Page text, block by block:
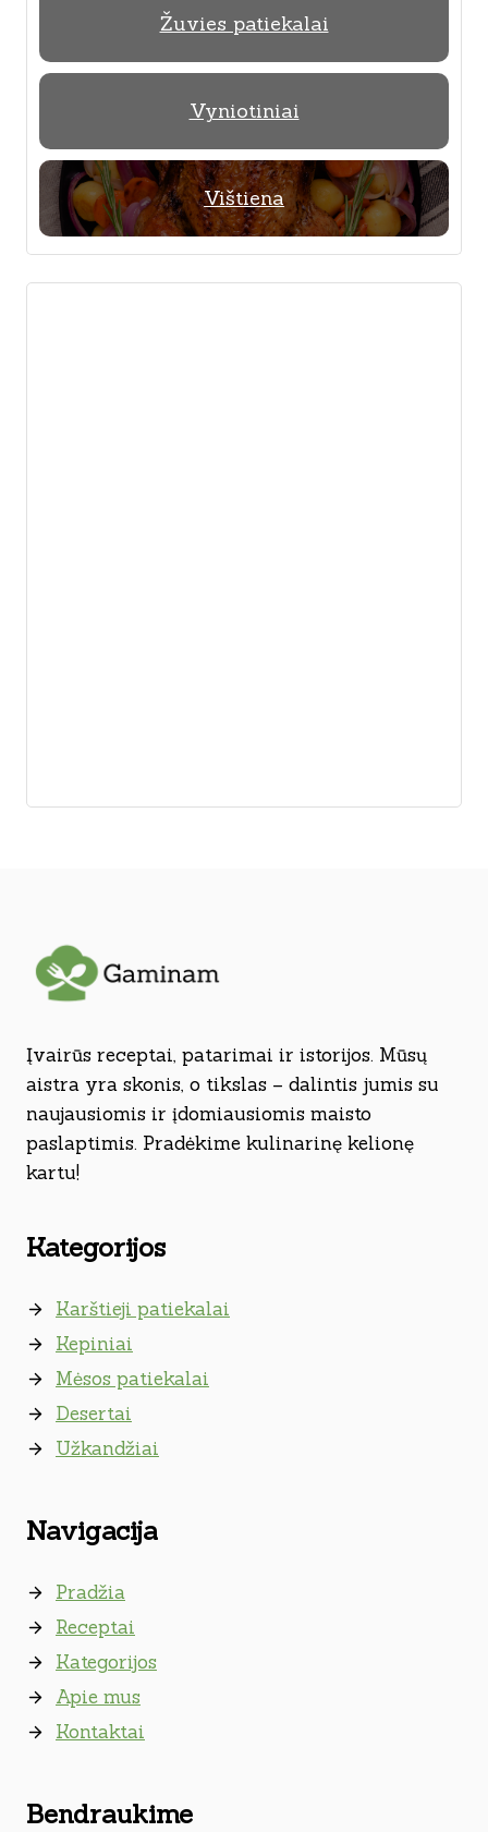
Žuvies patiekalai
Vyniotiniai
Vištiena
Įvairūs receptai, patarimai ir istorijos. Mūsų
aistra yra skonis, o tikslas – dalintis jumis su
naujausiomis ir įdomiausiomis maisto
paslaptimis. Pradėkime kulinarinę kelionę
kartu!
Kategorijos
Karštieji patiekalai
Kepiniai
Mėsos patiekalai
Desertai
Užkandžiai
Navigacija
Pradžia
Receptai
Kategorijos
Apie mus
Kontaktai
Bendraukime